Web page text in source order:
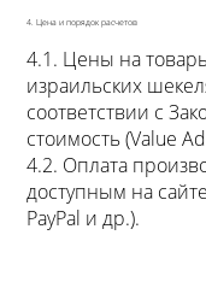
4. Цена и порядок расчетов
4.1. Цены на
израильских
соответствии с
стоимость (Value
4.2. Оплата
доступным на
PayPal и др.).